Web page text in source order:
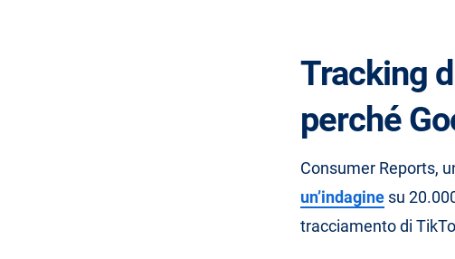
Tracking
perché
Consumer Reports,
un’indagine su
tracciamento di